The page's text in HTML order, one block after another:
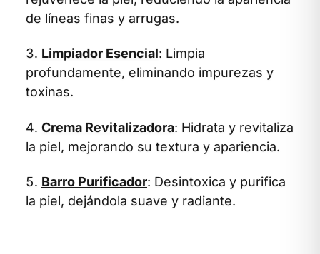
de líneas finas y arrugas.
Limpiador Esencial: Limpia
profundamente, eliminando impurezas y
toxinas.
Crema Revitalizadora: Hidrata y revitaliza
la piel, mejorando su textura y apariencia.
Barro Purificador: Desintoxica y purifica
la piel, dejándola suave y radiante.